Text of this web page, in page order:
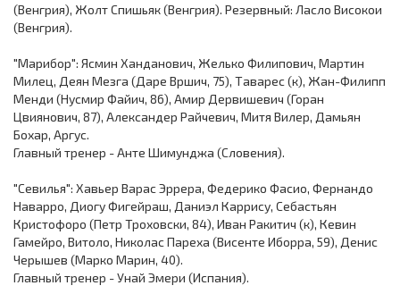
(Венгрия), Жолт Спишьяк (Венгрия). Резервный: Ласло Високои
(Венгрия).
"Марибор": Ясмин Ханданович, Желько Филипович, Мартин
Милец, Деян Мезга (Даре Вршич, 75), Таварес (к), Жан-Филипп
Менди (Нусмир Файич, 86), Амир Дервишевич (Горан
Цвиянович, 87), Александер Райчевич, Митя Вилер, Дамьян
Бохар, Аргус.
Главный тренер - Анте Шимунджа (Словения).
"Севилья": Хавьер Варас Эррера, Федерико Фасио, Фернандо
Наварро, Диогу Фигейраш, Даниэл Каррису, Себастьян
Кристофоро (Петр Троховски, 84), Иван Ракитич (к), Кевин
Гамейро, Витоло, Николас Пареха (Висенте Иборра, 59), Денис
Черышев (Марко Марин, 40).
Главный тренер - Унай Эмери (Испания).